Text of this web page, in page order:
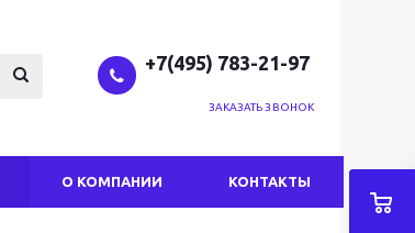
+7(495) 783-21-97
ЗАКАЗАТЬ ЗВОНОК
О КОМПАНИИ КОНТАКТЫ